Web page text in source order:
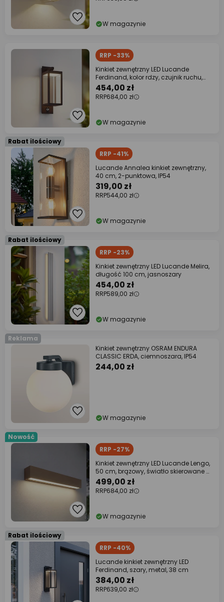
W magazynie
RRP -33%
Kinkiet zewnętrzny LED Lucande
Ferdinand, kolor rdzy, czujnik ruchu,
IP54
454,00 zł
RRP684,00 zł
W magazynie
Rabat ilościowy
RRP -41%
Lucande Annalea kinkiet zewnętrzny,
40 cm, 2-punktowa, IP54
319,00 zł
RRP544,00 zł
W magazynie
Rabat ilościowy
RRP -23%
Kinkiet zewnętrzny LED Lucande Melira,
długość 100 cm, jasnoszary
454,00 zł
RRP589,00 zł
W magazynie
Reklama
Kinkiet zewnętrzny OSRAM ENDURA
CLASSIC ERDA, ciemnoszara, IP54
244,00 zł
W magazynie
Nowość
RRP -27%
Kinkiet zewnętrzny LED Lucande Lengo,
50 cm, brązowy, światło skierowane w
dół,
499,00 zł
RRP684,00 zł
W magazynie
Rabat ilościowy
RRP -40%
Lucande kinkiet zewnętrzny LED
Ferdinand, szary, metal, 38 cm
384,00 zł
RRP639,00 zł